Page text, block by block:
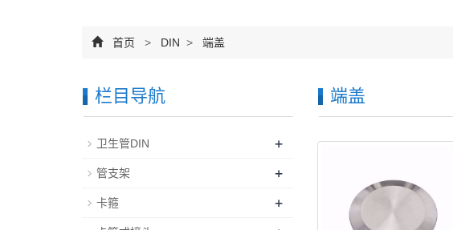
首页 > DIN > 端盖
端盖
栏目导航
卫生管DIN +
管支架 +
卡箍 +